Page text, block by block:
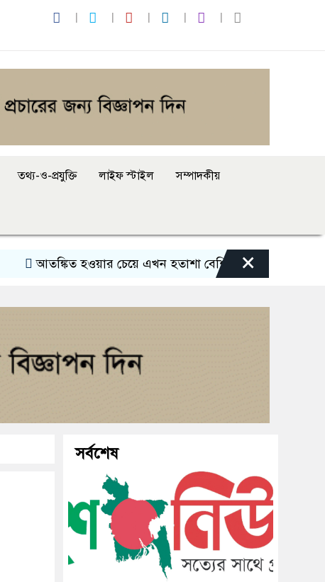
তথ্য-ও-প্রযুক্তি লাইফ স্টাইল সম্পাদকীয়
আতঙ্কিত হওয়ার চেয়ে এখন হতাশা বেশি: বাঁধন বাংলাদেশের
×
সর্বশেষ